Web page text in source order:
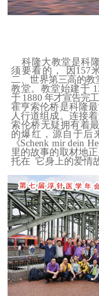
科隆大教堂是科
须要看的，
因157
二、世界第三高的教
教堂。教堂始建于
于 1880 年才宣告完
霍亨索伦桥是科隆
人行道组 成。连接
索伦桥无疑拥有着
的爆红，源自于后
《Schenk mir dein
里的故事的取材地
托在 它身上的爱情